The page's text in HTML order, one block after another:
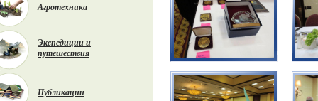
Агротехника
Экспедиции и
путешествия
Публикации